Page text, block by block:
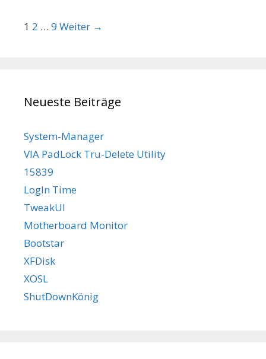
Beitrags-Navigation
1 2 … 9 Weiter →
Neueste Beiträge
System-Manager
VIA PadLock Tru-Delete Utility
15839
LogIn Time
TweakUI
Motherboard Monitor
Bootstar
XFDisk
XOSL
ShutDownKönig